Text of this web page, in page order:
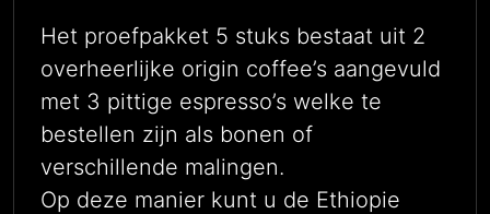
Het proefpakket 5 stuks bestaat uit 2
overheerlijke origin coffee’s aangevuld
met 3 pittige espresso’s welke te
bestellen zijn als bonen of
verschillende malingen.
Op deze manier kunt u de Ethiopie